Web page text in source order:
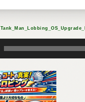
プ
ー
ー